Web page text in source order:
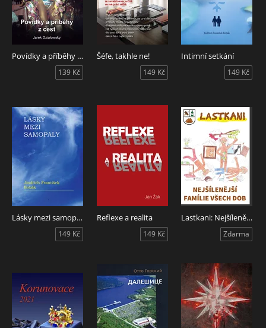
Povídky a příběhy z cest
139 Kč
Šéfe, takhle ne!
149 Kč
Intimní setkání
149 Kč
Lásky mezi samopaly
149 Kč
Reflexe a realita
149 Kč
Lastkani: Nejšílenější famílie všech dob
Zdarma